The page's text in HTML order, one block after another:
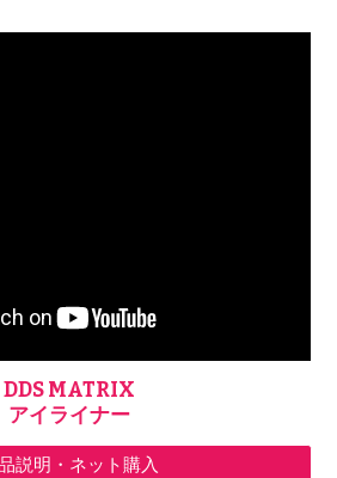
DDS MATRIX
アイライナー
説明・ネット購入